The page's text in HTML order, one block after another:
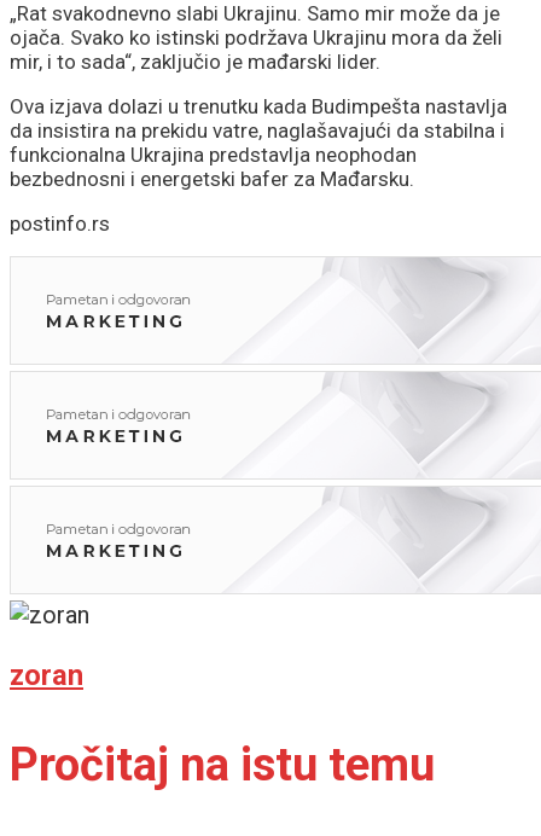
„Rat svakodnevno slabi Ukrajinu. Samo mir može da je
ojača. Svako ko istinski podržava Ukrajinu mora da želi
mir, i to sada“, zaključio je mađarski lider.
Ova izjava dolazi u trenutku kada Budimpešta nastavlja
da insistira na prekidu vatre, naglašavajući da stabilna i
funkcionalna Ukrajina predstavlja neophodan
bezbednosni i energetski bafer za Mađarsku.
postinfo.rs
zoran
Pročitaj na istu temu